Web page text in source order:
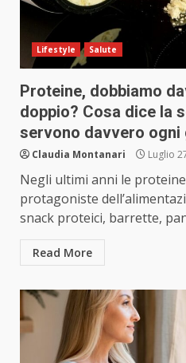
Lifestyle Salute
Proteine, dobbiamo
doppio? Cosa dice la
servono davvero ogni
Claudia Montanari Luglio
Negli ultimi anni le
protagoniste
snack proteici, barrette,
Read More